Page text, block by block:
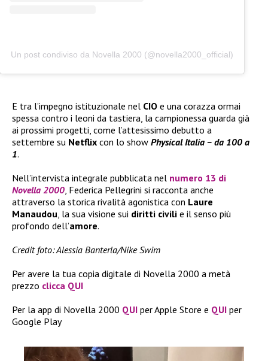
Un post condiviso da Novella 2000 (@novella2000_official)
E tra l’impegno istituzionale nel CIO e una corazza ormai
spessa contro i leoni da tastiera, la campionessa guarda già
ai prossimi progetti, come l’attesissimo debutto a
settembre su Netflix con lo show Physical Italia – da 100 a
1.
Nell’intervista integrale pubblicata nel numero 13 di
Novella 2000 , Federica Pellegrini si racconta anche
attraverso la storica rivalità agonistica con Laure
Manaudou , la sua visione sui diritti civili e il senso più
profondo dell’amore.
Credit foto: Alessia Banterla/Nike Swim
Per avere la tua copia digitale di Novella 2000 a metà
prezzo clicca QUI
Per la app di Novella 2000 QUI per Apple Store e QUI per
Google Play